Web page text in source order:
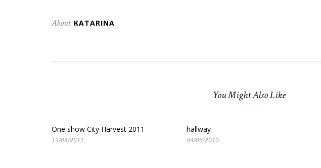
About KATARINA
You Might Also Like
One show City Harvest 2011
13/04/2011
hallway
04/06/2010